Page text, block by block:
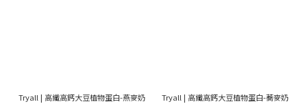
Tryall | 高纖高鈣大豆植物蛋白-燕麥奶
Tryall | 高纖高鈣大豆植物蛋白-蕎麥奶